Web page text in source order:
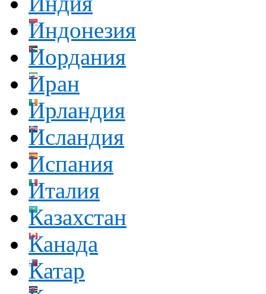
Индонезия
Иордания
Иран
Ирландия
Исландия
Испания
Италия
Казахстан
Канада
Катар